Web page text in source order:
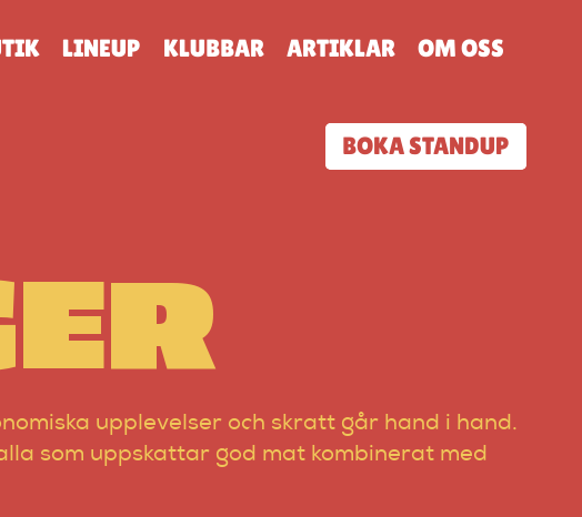
LINEUP KLUBBAR ARTIKLAR OM OSS
BOKA STANDUP
upplevelser och skratt går hand i hand.
som uppskattar god mat kombinerat med